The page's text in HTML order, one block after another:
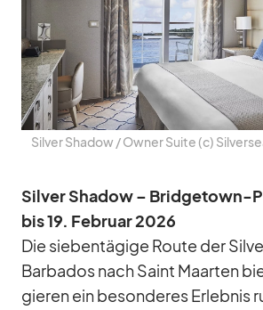
Sil­ver Shadow /​ Ow­ner Suite (c)
Sil­ver Shadow – Bridge­town-
bis 19. Fe­bruar 2026
Die sie­ben­tä­gige Route der
Bar­ba­dos nach Saint Maar­ten
gie­ren ein be­son­de­res Er­leb­nis